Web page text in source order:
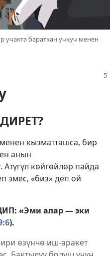
бараткан учкуч менен
кызматташса, бир
анын
көйгөйлөр пайда
эмес, «биз» деп ой
«Эми алар — эки
).
өзүнчө иш-аракет